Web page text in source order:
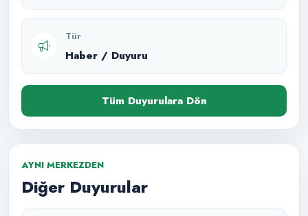
Tür
Haber / Duyuru
Tüm Duyurulara Dön
AYNI MERKEZDEN
Diğer Duyurular